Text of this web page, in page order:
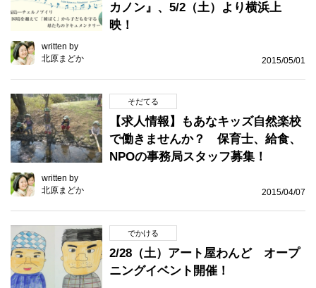
カノン』、5/2（土）より横浜上
映！
written by
北原まどか
2015/05/01
そだてる
【求人情報】もあなキッズ自然楽校
で働きませんか？ 保育士、給食、
NPOの事務局スタッフ募集！
written by
北原まどか
2015/04/07
でかける
2/28（土）アート屋わんど オープ
ニングイベント開催！